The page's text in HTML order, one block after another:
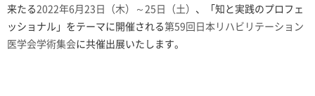
来たる2022年6月23日（木）～25日（土） 、「知と実践のプロフェ
ッショナル」をテーマに開催される第59回日本リハビリテーション
医学会学術集会に共催出展いたします。